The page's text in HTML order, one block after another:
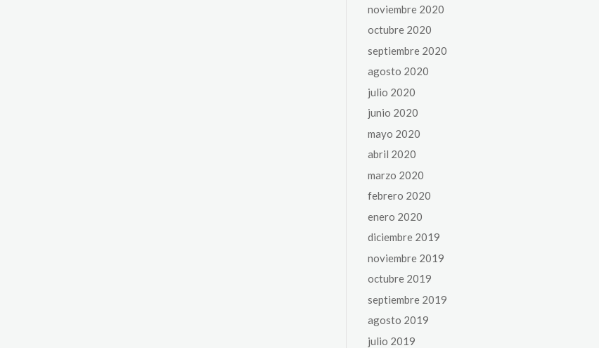
noviembre 2020
octubre 2020
septiembre 2020
agosto 2020
julio 2020
junio 2020
mayo 2020
abril 2020
marzo 2020
febrero 2020
enero 2020
diciembre 2019
noviembre 2019
octubre 2019
septiembre 2019
agosto 2019
julio 2019